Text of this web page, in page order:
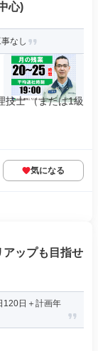
心)
なし
技士 （または1級
気になる
アップも目指せ
120日＋計画年